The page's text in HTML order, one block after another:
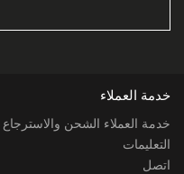
خدمة العملاء
خدمة العملاء الشحن والاسترجاع
التعليمات
اتصل